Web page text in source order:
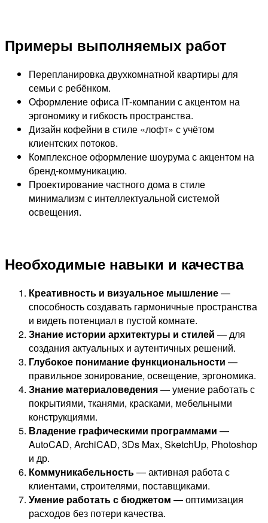
Примеры выполняемых работ
Перепланировка двухкомнатной квартиры для
семьи с ребёнком.
Оформление офиса IT-компании с акцентом на
эргономику и гибкость пространства.
Дизайн кофейни в стиле «лофт» с учётом
клиентских потоков.
Комплексное оформление шоурума с акцентом на
бренд-коммуникацию.
Проектирование частного дома в стиле
минимализм с интеллектуальной системой
освещения.
Необходимые навыки и качества
Креативность и визуальное мышление—
способность создавать гармоничные пространства
и видеть потенциал в пустой комнате.
Знание истории архитектуры и стилей — для
создания актуальных и аутентичных решений.
Глубокое понимание функциональности —
правильное зонирование, освещение, эргономика.
Знание материаловедения— умение работать с
покрытиями, тканями, красками, мебельными
конструкциями.
Владение графическими программами —
AutoCAD, ArchiCAD, 3Ds Max, SketchUp, Photoshop
и др.
Коммуникабельность— активная работа с
клиентами, строителями, поставщиками.
Умение работать с бюджетом — оптимизация
расходов без потери качества.